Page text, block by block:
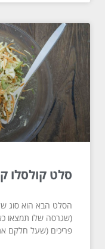
סלט קולסלו
הסלט הבא הוא סוג
(שגרסה שלו תמצאו
פריכים (שעל חלקם